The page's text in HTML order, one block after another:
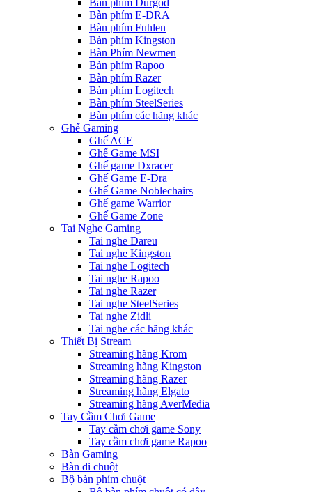
Bàn phím Durgod
Bàn phím E-DRA
Bàn phím Fuhlen
Bàn phím Kingston
Bàn Phím Newmen
Bàn phím Rapoo
Bàn phím Razer
Bàn phím Logitech
Bàn phím SteelSeries
Bàn phím các hãng khác
Ghế Gaming
Ghế ACE
Ghế Game MSI
Ghế game Dxracer
Ghế Game E-Dra
Ghế Game Noblechairs
Ghế game Warrior
Ghế Game Zone
Tai Nghe Gaming
Tai nghe Dareu
Tai nghe Kingston
Tai nghe Logitech
Tai nghe Rapoo
Tai nghe Razer
Tai nghe SteelSeries
Tai nghe Zidli
Tai nghe các hãng khác
Thiết Bị Stream
Streaming hãng Krom
Streaming hãng Kingston
Streaming hãng Razer
Streaming hãng Elgato
Streaming hãng AverMedia
Tay Cầm Chơi Game
Tay cầm chơi game Sony
Tay cầm chơi game Rapoo
Bàn Gaming
Bàn di chuột
Bộ bàn phím chuột